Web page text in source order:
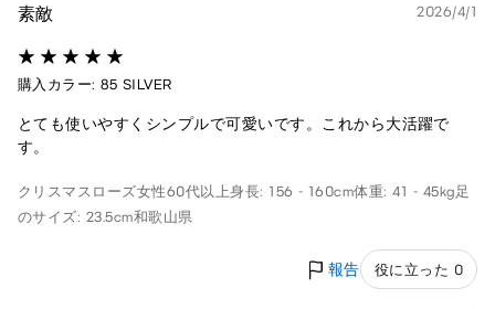
素敵 2026/4/1
購入カラー: 85 SILVER
とても使いやすくシンプルで可愛いです。これから大活躍で
す。
クリスマスローズ女性60代以上身長: 156 - 160cm体重: 41 - 45kg足
のサイズ: 23.5cm和歌山県
報告 役に立った 0